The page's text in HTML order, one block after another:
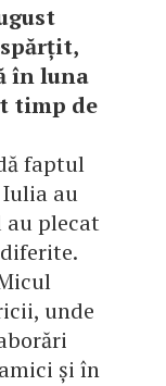
în luna
timp de
faptul
au
au plecat
unde
ări
și în